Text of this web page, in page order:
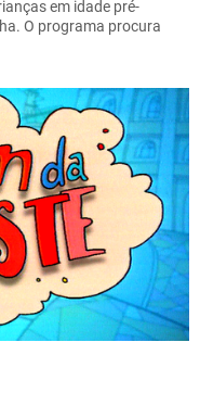
em idade pré-
O programa procura